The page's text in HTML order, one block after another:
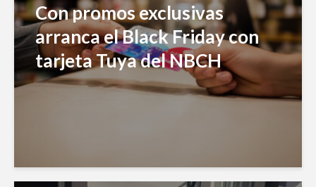
Con promos exclusivas
arranca el Black Friday con
tarjeta Tuya del NBCH